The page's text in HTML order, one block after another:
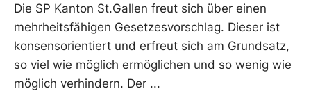
Die SP Kanton St.Gallen freut sich über einen
mehrheitsfähigen Gesetzesvorschlag. Dieser ist
konsensorientiert und erfreut sich am Grundsatz,
so viel wie möglich ermöglichen und so wenig wie
möglich verhindern. Der